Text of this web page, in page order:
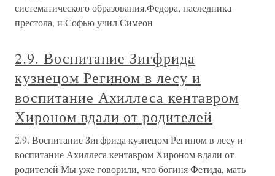
систематического образования.Федора, наследника
престола, и Софью учил Симеон
2.9. Воспитание Зигфрида
кузнецом Регином в лесу и
воспитание Ахиллеса кентавром
Хироном вдали от родителей
2.9. Воспитание Зигфрида кузнецом Регином в лесу и
воспитание Ахиллеса кентавром Хироном вдали от
родителей Мы уже говорили, что богиня Фетида, мать